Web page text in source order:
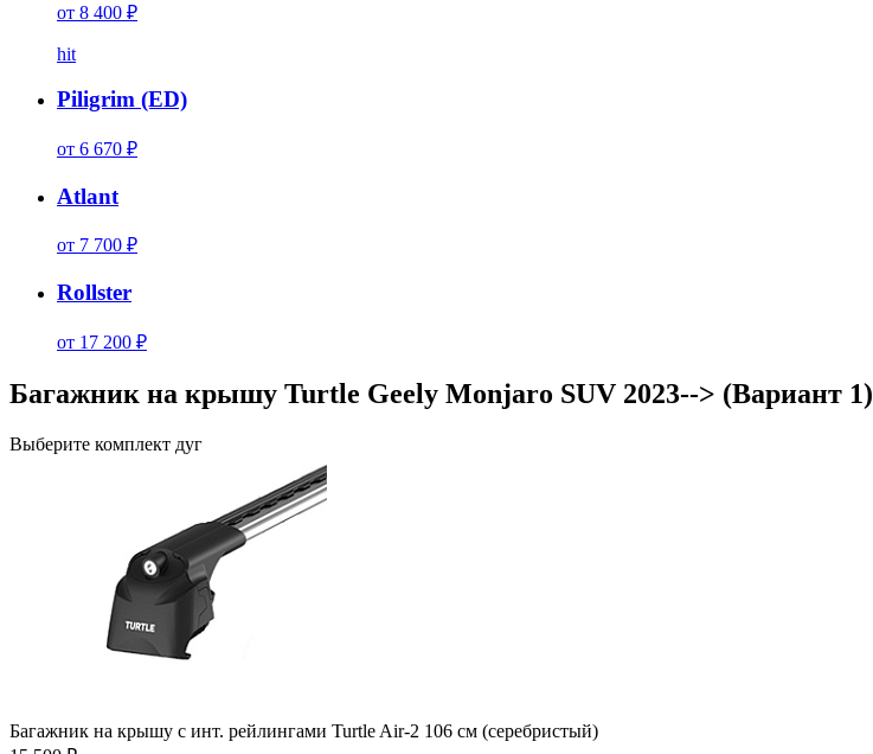
от 8 400 ₽
hit
Piligrim (ED)
от 6 670 ₽
Atlant
от 7 700 ₽
Rollster
от 17 200 ₽
Багажник на крышу Turtle Geely Monjaro SUV 2023--> (Вариант 1)
Выберите комплект дуг
Багажник на крышу с инт. рейлингами Turtle Air-2 106 см (серебристый)